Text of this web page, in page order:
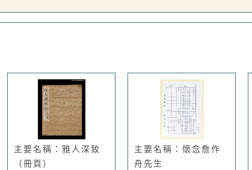
主要名稱：雅人深致
（冊頁）
主要名稱：懷念詹作
舟先生